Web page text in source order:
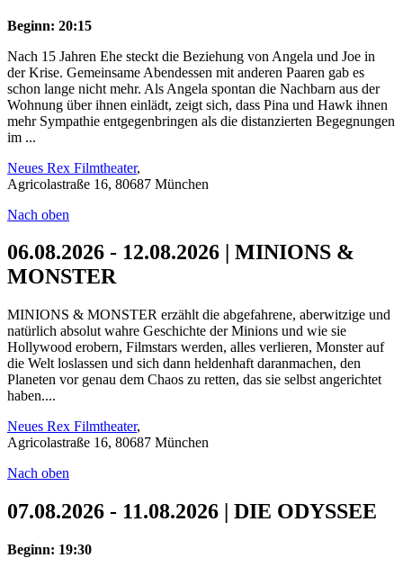
Beginn: 20:15
Nach 15 Jahren Ehe steckt die Beziehung von Angela und Joe in
der Krise. Gemeinsame Abendessen mit anderen Paaren gab es
schon lange nicht mehr. Als Angela spontan die Nachbarn aus der
Wohnung über ihnen einlädt, zeigt sich, dass Pina und Hawk ihnen
mehr Sympathie entgegenbringen als die distanzierten Begegnungen
im ...
Neues Rex Filmtheater,
Agricolastraße 16, 80687 München
Nach oben
06.08.2026 - 12.08.2026 | MINIONS &
MONSTER
MINIONS & MONSTER erzählt die abgefahrene, aberwitzige und
natürlich absolut wahre Geschichte der Minions und wie sie
Hollywood erobern, Filmstars werden, alles verlieren, Monster auf
die Welt loslassen und sich dann heldenhaft daranmachen, den
Planeten vor genau dem Chaos zu retten, das sie selbst angerichtet
haben....
Neues Rex Filmtheater,
Agricolastraße 16, 80687 München
Nach oben
07.08.2026 - 11.08.2026 | DIE ODYSSEE
Beginn: 19:30